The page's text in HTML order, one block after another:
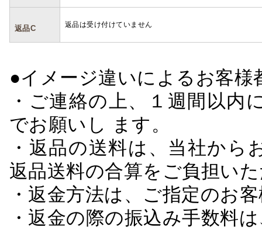
返品C 返品は受け付けていません
●イメージ違いによるお客
・ご連絡の上、１週間以
でお願いし ます。
・返品の送料は、当社か
返品送料の合算をご負担い
・返金方法は、ご指定のお
・返金の際の振込み手数料